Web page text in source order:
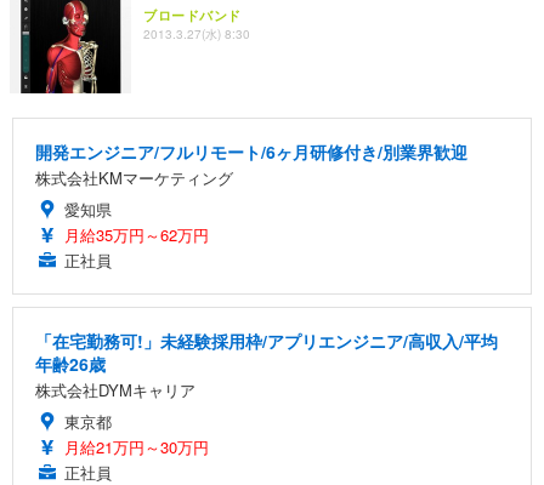
ブロードバンド
2013.3.27(水) 8:30
開発エンジニア/フルリモート/6ヶ月研修付き/別業界歓迎
株式会社KMマーケティング
愛知県
月給35万円～62万円
正社員
「在宅勤務可!」未経験採用枠/アプリエンジニア/高収入/平均
年齢26歳
株式会社DYMキャリア
東京都
月給21万円～30万円
正社員